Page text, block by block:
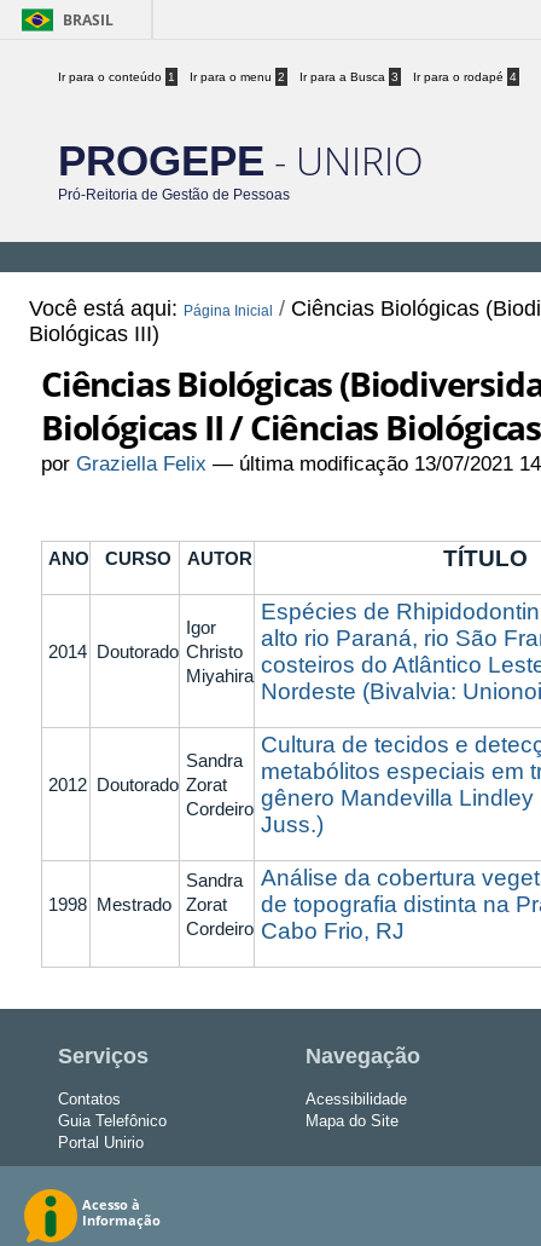
BRASIL
Ir para o conteúdo 1 Ir para o menu 2 Ir para a Busca 3 Ir para o rodapé 4
PROGEPE - UNIRIO
Pró-Reitoria de Gestão de Pessoas
Você está aqui: Página Inicial / Ciências Biológicas
Biológicas III)
Ciências Biológicas
Biológicas II / Ciências
porGraziella Felix — última modificação 13/07/2021
ANO CURSO AUTOR
2014 Doutorado
Igor
Christo
Miyahira
Espécies de
alto rio Paraná, rio São
costeiros do Atlântico
Nordeste (Bivalvia:
2012 Doutorado
Sandra
Zorat
Cordeiro
Cultura de tecidos e
metabólitos especiais em
gênero Mandevilla
Juss.)
1998 Mestrado
Sandra
Zorat
Cordeiro
Análise da cobertura
de topografia distinta na
Cabo Frio, RJ
Serviços
Contatos
Guia Telefônico
Portal Unirio
Navegação
Acessibilidade
Mapa do Site